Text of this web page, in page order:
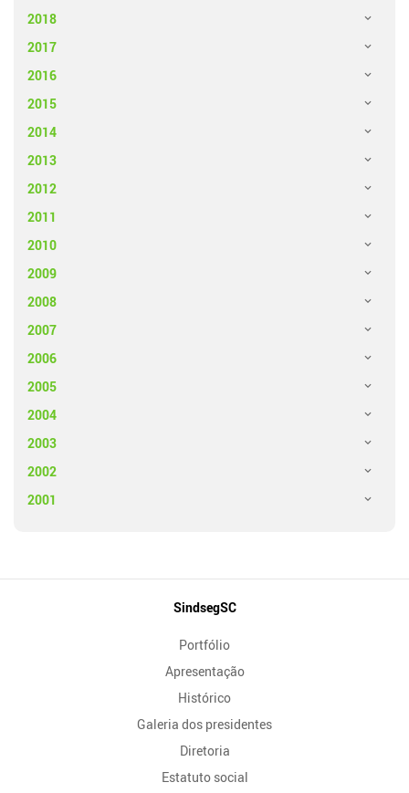
2018
2017
2016
2015
2014
2013
2012
2011
2010
2009
2008
2007
2006
2005
2004
2003
2002
2001
SindsegSC
Portfólio
Apresentação
Histórico
Galeria dos presidentes
Diretoria
Estatuto social